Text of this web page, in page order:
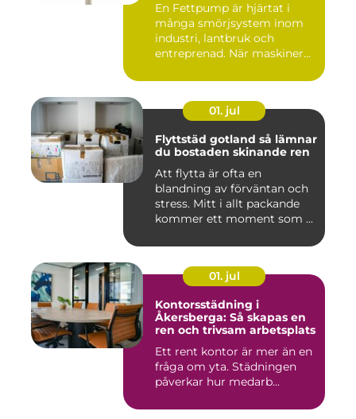
En Fettpump är hjärtat i
många smörjsystem inom
industri, lantbruk och
entreprenad. När maskiner
01. jul
Flyttstäd gotland så lämnar
du bostaden skinande ren
Att flytta är ofta en
blandning av förväntan och
stress. Mitt i allt packande
kommer ett moment som ...
01. jul
Kontorsstädning i
Åkersberga: Så skapas en
ren och trivsam arbetsplats
Ett rent kontor är mer än en
fråga om yta. Städningen
påverkar hur medarb...